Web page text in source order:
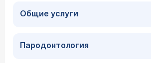
Общие услуги
Пародонтология